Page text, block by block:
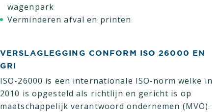
wagenpark
Verminderen afval en printen
VERSLAGLEGGING CONFORM ISO 26000 EN
GRI
ISO-26000 is een internationale ISO-norm welke in
2010 is opgesteld als richtlijn en gericht is op
maatschappelijk verantwoord ondernemen (MVO).